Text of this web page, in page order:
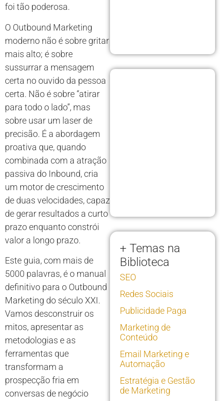
foi tão poderosa.
O Outbound Marketing
moderno não é sobre gritar
mais alto; é sobre
sussurrar a mensagem
certa no ouvido da pessoa
certa. Não é sobre “atirar
para todo o lado”, mas
sobre usar um laser de
precisão. É a abordagem
proativa que, quando
combinada com a atração
passiva do Inbound, cria
um motor de crescimento
de duas velocidades, capaz
de gerar resultados a curto
prazo enquanto constrói
valor a longo prazo.
Este guia, com mais de
5000 palavras, é o manual
definitivo para o Outbound
Marketing do século XXI.
Vamos desconstruir os
mitos, apresentar as
metodologias e as
ferramentas que
transformam a
prospecção fria em
conversas de negócio
+ Temas na
Biblioteca
SEO
Redes Sociais
Publicidade Paga
Marketing de
Conteúdo
Email Marketing e
Automação
Estratégia e Gestão
de Marketing